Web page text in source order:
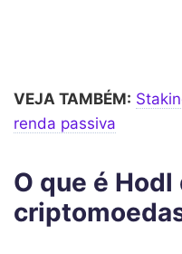
VEJA TAMBÉM:
renda passiva
O que é Hodl